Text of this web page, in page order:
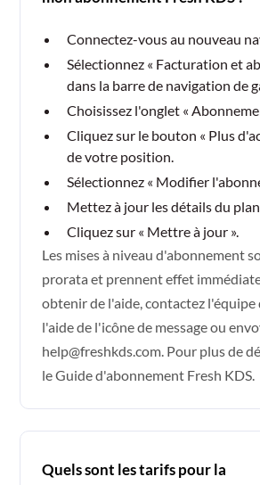
Connectez-vous au nouveau
Sélectionnez « Facturation et
dans la barre de navigation de
Choisissez l'onglet «
Cliquez sur le bouton « Plus
de votre position.
Sélectionnez « Modifier
Mettez à jour les détails du plan.
Cliquez sur « Mettre à jour ».
Les mises à niveau d'abonnement
prorata et prennent effet
obtenir de l'aide, contactez l'équipe
l'aide de l'icône de message ou
help@freshkds.com. Pour plus de
leGuide d'abonnement Fresh KDS.
Quels sont les tarifs pour la